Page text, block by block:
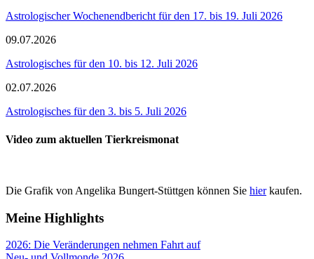
Astrologischer Wochenendbericht für den 17. bis 19. Juli 2026
09.07.2026
Astrologisches für den 10. bis 12. Juli 2026
02.07.2026
Astrologisches für den 3. bis 5. Juli 2026
Video zum aktuellen Tierkreismonat
Die Grafik von Angelika Bungert-Stüttgen können Sie hierkaufen.
Meine Highlights
2026: Die Veränderungen nehmen Fahrt auf